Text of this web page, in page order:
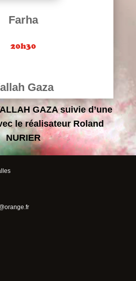
Farha
20h30
Gaza
GAZA suivie d’une
le réalisateur Roland
NURIER